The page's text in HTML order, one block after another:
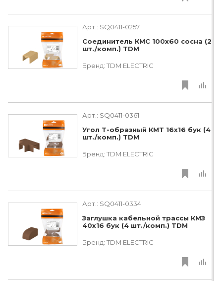
Арт.: SQ0411-0257
Соединитель КМС 100х60 сосна (2
шт./комп.) TDM
Бренд: TDM ЕLECTRIC
Арт.: SQ0411-0361
Угол Т-образный КМТ 16х16 бук (4
шт./комп.) TDM
Бренд: TDM ЕLECTRIC
Арт.: SQ0411-0334
Заглушка кабельной трассы КМЗ
40х16 бук (4 шт./комп.) TDM
Бренд: TDM ЕLECTRIC